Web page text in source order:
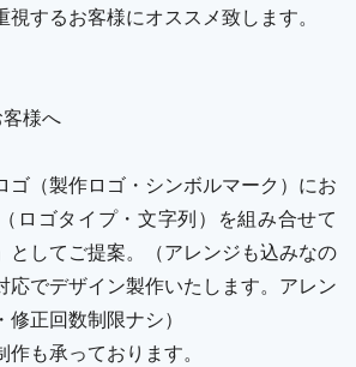
するお客様にオススメ致します。
様へ
ゴ（製作ロゴ・シンボルマーク）にお
ロゴタイプ・文字列）を組み合せて
としてご提案。（アレンジも込みなの
応でデザイン製作いたします。アレン
正回数制限ナシ）
も承っております。